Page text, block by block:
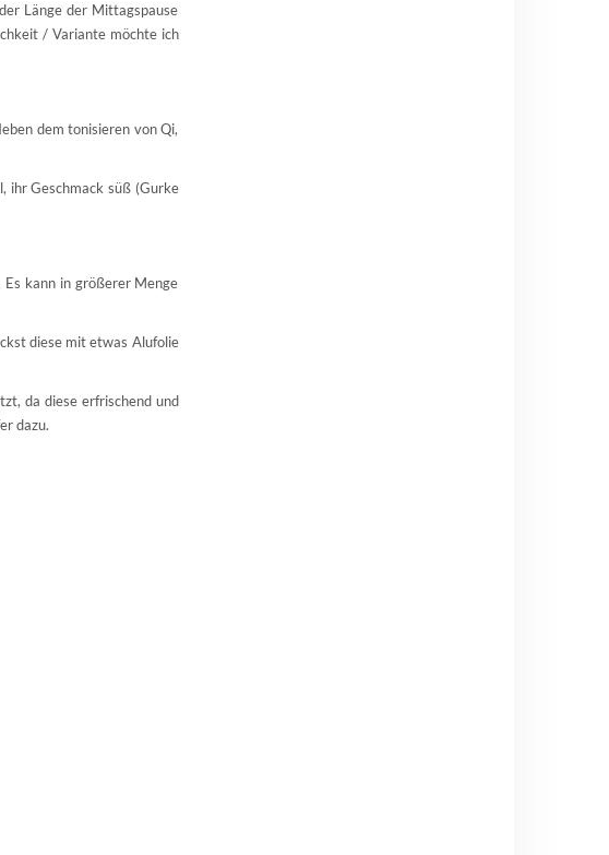
Länge der Mittagspause
/ Variante möchte ich
dem tonisieren von Qi,
ihr Geschmack süß (Gurke
kann in größerer Menge
diese mit etwas Alufolie
da diese erfrischend und
dazu.